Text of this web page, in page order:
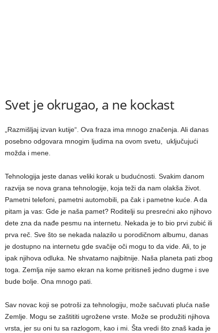
Svet je okrugao, a ne kockast
„Razmišlјaj izvan kutije“. Ova fraza ima mnogo značenja. Ali danas
posebno odgovara mnogim lјudima na ovom svetu, uklјučujući
možda i mene.
Tehnologija jeste danas veliki korak u budućnosti. Svakim danom
razvija se nova grana tehnologije, koja teži da nam olakša život.
Pametni telefoni, pametni automobili, pa čak i pametne kuće. A da
pitam ja vas: Gde je naša pamet? Roditelјi su presrećni ako njihovo
dete zna da nađe pesmu na internetu. Nekada je to bio prvi zubić ili
prva reč. Sve što se nekada nalazilo u porodičnom albumu, danas
je dostupno na internetu gde svačije oči mogu to da vide. Ali, to je
ipak njihova odluka. Ne shvatamo najbitnije. Naša planeta pati zbog
toga. Zemlјa nije samo ekran na kome pritisneš jedno dugme i sve
bude bolјe. Ona mnogo pati.
Sav novac koji se potroši za tehnologiju, može sačuvati pluća naše
Zemlјe. Mogu se zaštititi ugrožene vrste. Može se produžiti njihova
vrsta, jer su oni tu sa razlogom, kao i mi. Šta vredi što znaš kada je